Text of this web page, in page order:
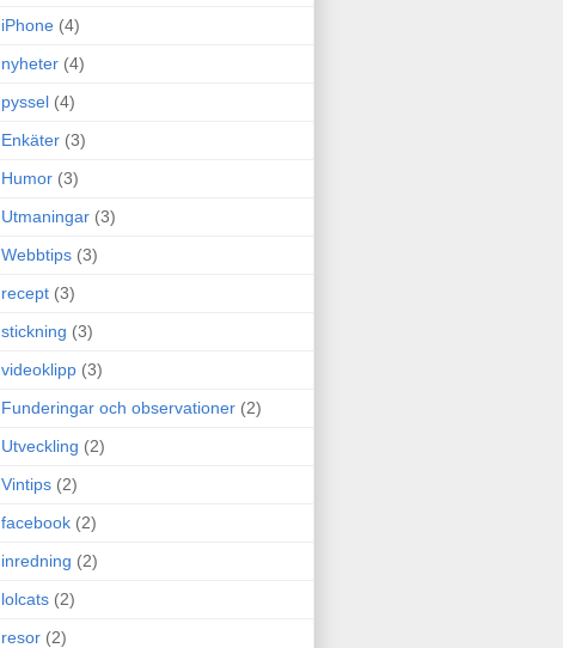
iPhone (4)
nyheter (4)
pyssel (4)
Enkäter (3)
Humor (3)
Utmaningar (3)
Webbtips (3)
recept (3)
stickning (3)
videoklipp (3)
Funderingar och observationer (2)
Utveckling (2)
Vintips (2)
facebook (2)
inredning (2)
lolcats (2)
resor (2)